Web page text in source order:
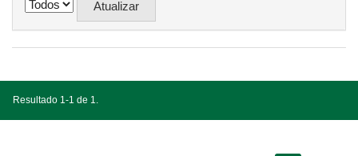
Resultado 1-1 de 1.